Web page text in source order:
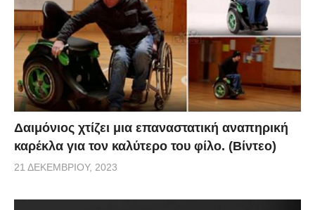
Δαιμόνιος χτίζει μια επαναστατική αναπηρική
καρέκλα για τον καλύτερο του φίλο. (Βίντεο)
21 ΔΕΚΕΜΒΡΊΟΥ, 2023